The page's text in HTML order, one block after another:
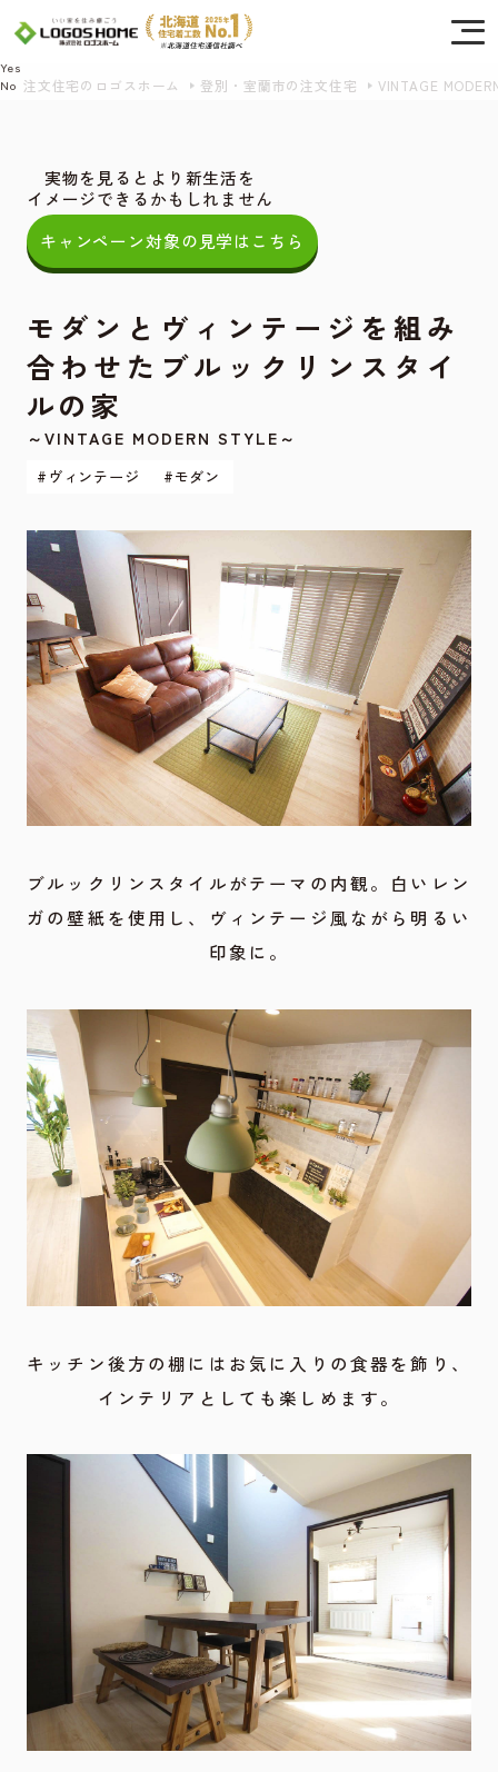
注文住宅のロゴスホーム 登別・室蘭市の注文住宅 VINTAGE
実物を見るとより新生活を
イメージできるかもしれません
キャンペーン対象の見学はこちら
モダンとヴィンテージを組み
合わせたブルックリンスタイ
ルの家
～VINTAGE MODERN STYLE～
#ヴィンテージ #モダン
ブルックリンスタイルがテーマの内観。白いレン
ガの壁紙を使用し、ヴィンテージ風ながら明るい
印象に。
キッチン後方の棚にはお気に入りの食器を飾り、
インテリアとしても楽しめます。
Cookie を使用して、お客様の活動を追跡してもよろしいですか? 当社ではお客様の
プライバシーを極めて重視しています。詳細について、およびご質問がある場合
は、当社のプライバシーポリシーをご覧ください。
Yes
No